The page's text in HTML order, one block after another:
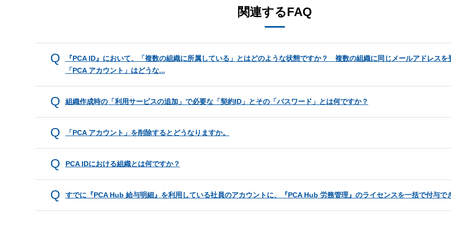
関連するFAQ
『PCA ID』において、「複数の組織に所属している」とはどのような状態ですか？ 複数の組織に同じメールアドレスを
「PCA アカウント」はどうな...
組織作成時の「利用サービスの追加」で必要な「契約ID」とその「パスワード」とは何ですか？
「PCA アカウント」を削除するとどうなりますか。
PCA IDにおける組織とは何ですか？
すでに『PCA Hub 給与明細』を利用している社員のアカウントに、『PCA Hub 労務管理』のライセンスを一括で付与で